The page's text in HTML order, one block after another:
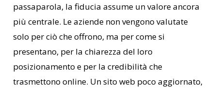
passaparola, la fiducia assume un valore ancora
più centrale. Le aziende non vengono valutate
solo per ciò che offrono, ma per come si
presentano, per la chiarezza del loro
posizionamento e per la credibilità che
trasmettono online. Un sito web poco aggiornato,